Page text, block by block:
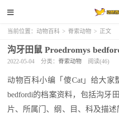
当前位置： 动物百科 > 脊索动物 > 正文
沟牙田鼠 Proedromys
2022-05-04 分类： 脊索动物 阅读(46)
动物百科小编「傻Cat」给大家
bedfordi的档案资料，包括沟牙
片、所属门、纲、目、科及描